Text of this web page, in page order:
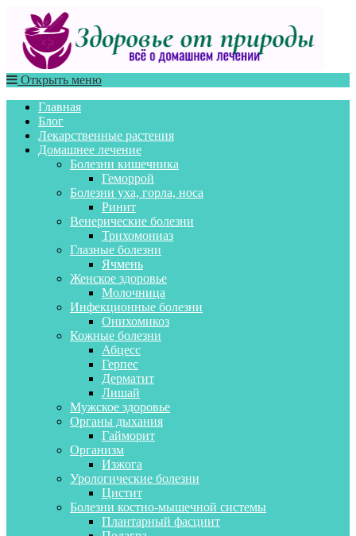
Открыть меню
Главная
Блог
Лекарственные растения
Домашнее лечение
Болезни кишечника
Геморрой
Болезни уха, горла, носа
Ринит
Венерические болезни
Трихомониаз
Глазные болезни
Ячмень
Женское здоровье
Молочница
Инфекционные болезни
Онихомикоз
Кожные болезни
Абцесс
Герпес
Дерматит
Лишай
Мужское здоровье
Органы дыхания
Гайморит
Организм
Изжога
Урологические болезни
Цистит
Болезни костно-мышечной системы
Плантарный фасциит